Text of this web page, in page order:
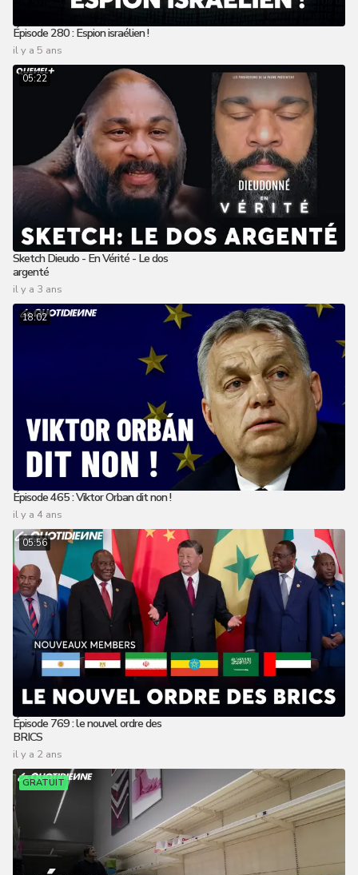
Épisode 280 : Espion israélien !
il y a 5 ans
05:22
Sketch Dieudo - En Vérité - Le dos
argenté
il y a 3 ans
18:02
Épisode 465 : Viktor Orban dit non !
il y a 4 ans
05:56
Épisode 769 : le nouvel ordre des
BRICS
il y a 2 ans
GRATUIT